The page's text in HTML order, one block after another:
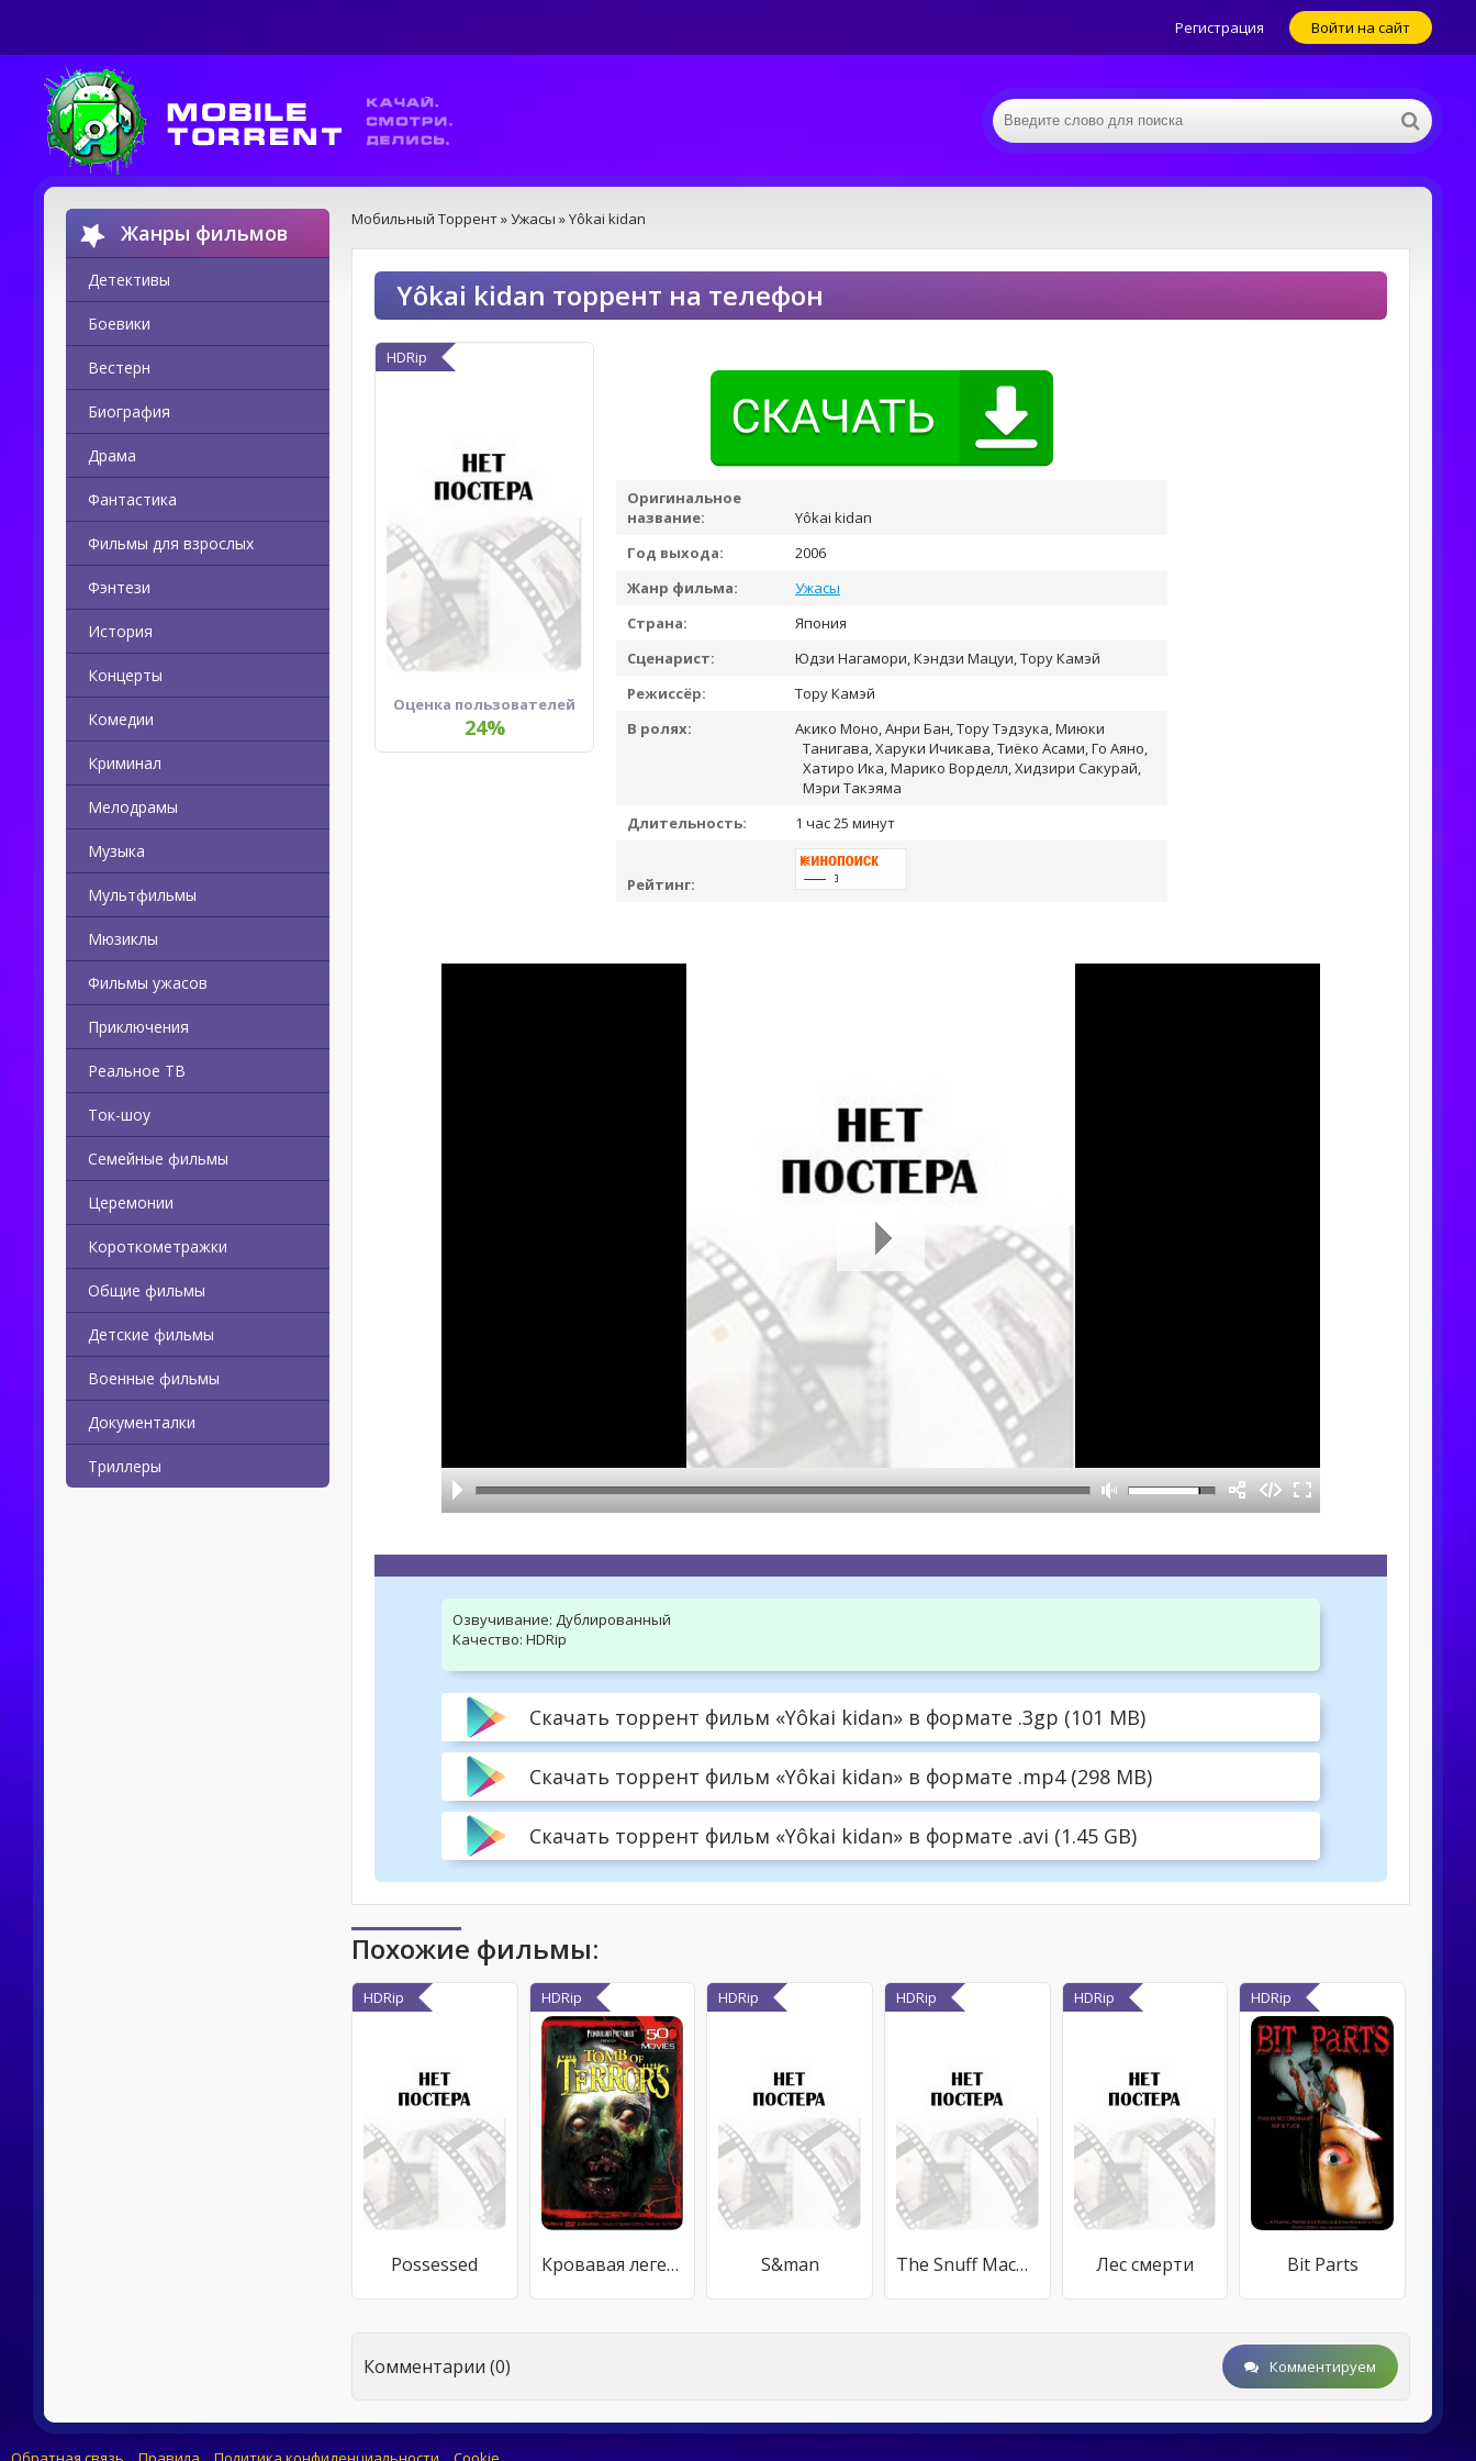
Регистрация Войти на сайт
Жанры фильмов
Детективы
Боевики
Вестерн
Биография
Драма
Фантастика
Фильмы для взрослых
Фэнтези
История
Концерты
Комедии
Криминал
Мелодрамы
Музыка
Мультфильмы
Мюзиклы
Фильмы ужасов
Приключения
Реальное ТВ
Ток-шоу
Семейные фильмы
Церемонии
Короткометражки
Общие фильмы
Детские фильмы
Военные фильмы
Документалки
Триллеры
Мобильный Торрент»Ужасы » Yôkai kidan
Yôkai kidan торрент на телефон
HDRip
Оценка пользователей
24%
Оригинальное
название:
Yôkai kidan
Год выхода:
2006
Жанр фильма:
Ужасы
Страна:
Япония
Сценарист:
Юдзи Нагамори, Кэндзи Мацуи, Тору Камэй
Режиссёр:
Тору Камэй
В ролях:
Акико Моно, Анри Бан, Тору Тэдзука, Миюки
Танигава, Харуки Ичикава, Тиёко Асами, Го Аяно,
Хатиро Ика, Марико Ворделл, Хидзири Сакурай,
Мэри Такэяма
Длительность:
1 час 25 минут
Рейтинг:
Озвучивание: Дублированный
Качество: HDRip
Скачать торрент фильм «Yôkai kidan» в формате .3gp (101 MB)
Скачать торрент фильм «Yôkai kidan» в формате .mp4 (298 MB)
Скачать торрент фильм «Yôkai kidan» в формате .avi (1.45 GB)
Похожие фильмы:
HDRip
Possessed
HDRip
Кровавая легенда
HDRip
S&man
HDRip
The Snuff Machine
HDRip
Лес смерти
HDRip
Bit Parts
Комментарии (0) Комментируем